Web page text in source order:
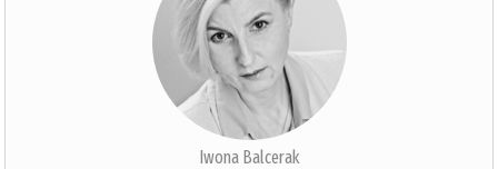
Iwona Balcerak